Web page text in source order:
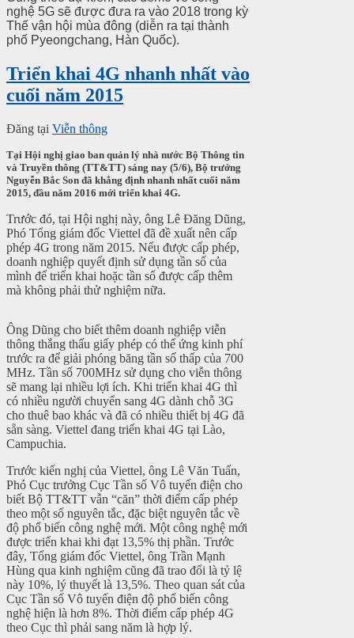
nghệ 5G sẽ được đưa ra vào 2018 trong kỳ
Thế vận hội mùa đông (diễn ra tại thành
phố Pyeongchang, Hàn Quốc).
Triển khai 4G nhanh nhất vào
cuối năm 2015
Đăng tại Viễn thông
Tại Hội nghị giao ban quản lý nhà nước Bộ Thông tin
và Truyền thông (TT&TT) sáng nay (5/6), Bộ trưởng
Nguyễn Bắc Son đã khẳng định nhanh nhất cuối năm
2015, đầu năm 2016 mới triển khai 4G.
Trước đó, tại Hội nghị này, ông Lê Đăng Dũng,
Phó Tổng giám đốc Viettel đã đề xuất nên cấp
phép 4G trong năm 2015. Nếu được cấp phép,
doanh nghiệp quyết định sử dụng tần số của
mình để triển khai hoặc tần số được cấp thêm
mà không phải thử nghiệm nữa.
Ông Dũng cho biết thêm doanh nghiệp viễn
thông thắng thấu giấy phép có thể ứng kinh phí
trước ra để giải phóng băng tần số thấp của 700
MHz. Tần số 700MHz sử dụng cho viễn thông
sẽ mang lại nhiều lợi ích. Khi triển khai 4G thì
có nhiều người chuyển sang 4G dành chỗ 3G
cho thuê bao khác và đã có nhiều thiết bị 4G đã
sẵn sàng. Viettel đang triển khai 4G tại Lào,
Campuchia.
Trước kiến nghị của Viettel, ông Lê Văn Tuấn,
Phó Cục trưởng Cục Tần số Vô tuyến điện cho
biết Bộ TT&TT vẫn “căn” thời điểm cấp phép
theo một số nguyên tắc, đặc biệt nguyên tắc về
độ phổ biến công nghệ mới. Một công nghệ mới
được triển khai khi đạt 13,5% thị phần. Trước
đây, Tổng giám đốc Viettel, ông Trần Mạnh
Hùng qua kinh nghiệm cũng đã trao đổi là tỷ lệ
này 10%, lý thuyết là 13,5%. Theo quan sát của
Cục Tần số Vô tuyến điện độ phổ biến công
nghệ hiện là hơn 8%. Thời điểm cấp phép 4G
theo Cục thì phải sang năm là hợp lý.